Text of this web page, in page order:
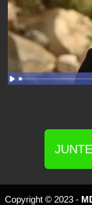
Copyright © 2023 -